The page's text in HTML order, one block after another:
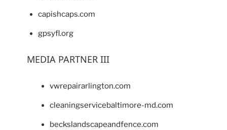
capishcaps.com
gpsyfl.org
MEDIA PARTNER III
vwrepairarlington.com
cleaningservicebaltimore-md.com
beckslandscapeandfence.com